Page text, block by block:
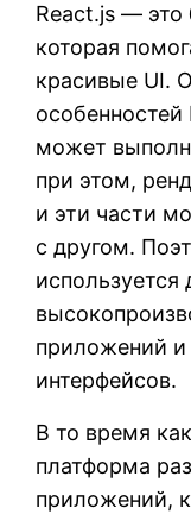
React.js — это
которая
красивые UI.
особенностей
может
при этом,
и эти части
с другом.
используется
приложений и
интерфейсов.
В то время
платформа
приложений,